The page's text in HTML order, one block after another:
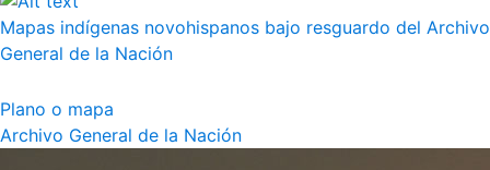
Mapas indígenas novohispanos bajo resguardo del Archivo
General de la Nación
Plano o mapa
Archivo General de la Nación